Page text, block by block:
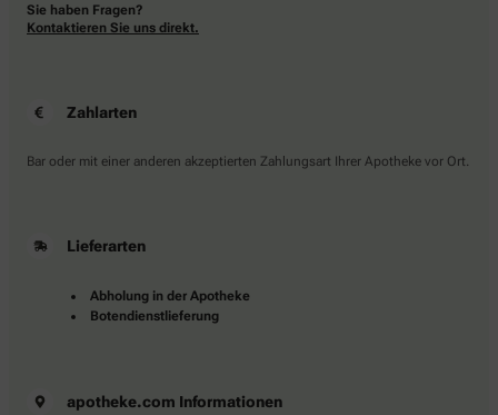
Sie haben Fragen?
Kontaktieren Sie uns direkt.
Zahlarten
Bar oder mit einer anderen akzeptierten Zahlungsart Ihrer Apotheke vor Ort.
Lieferarten
Abholung in der Apotheke
Botendienstlieferung
apotheke.com Informationen